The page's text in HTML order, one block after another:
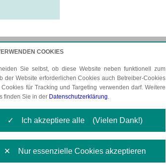
KARRIERE
COOKIES
Sie selbst, ob diese Website neben funktionell zum
der Website erforderlichen Cookies auch Betreiber-Cookies
für Tracking und Targeting verwenden darf. Weitere
finden Sie in der Datenschutzerklärung.
✓ Ich akzeptiere alle (Vielen Dank!)
✕ Nur essenzielle Cookies akzeptieren